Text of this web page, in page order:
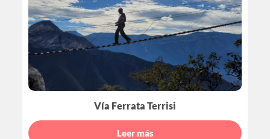
Vía Ferrata Terrisi
Leer más